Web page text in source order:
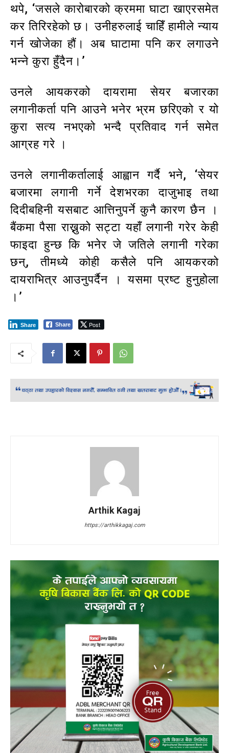
थपे, ‘जसले कारोबारको क्रममा घाटा खाएरसमेत
कर तिरिरहेको छ। उनीहरुलाई चाहिँ हामीले न्याय
गर्न खोजेका हौं। अब घाटामा पनि कर लगाउने
भन्ने कुरा हुँदैन।’
उनले आयकरको दायरामा सेयर बजारका
लगानीकर्ता पनि आउने भनेर भ्रम छरिएको र यो
कुरा सत्य नभएको भन्दै प्रतिवाद गर्न समेत
आग्रह गरे ।
उनले लगानीकर्तालाई आह्वान गर्दै भने, ‘सेयर
बजारमा लगानी गर्ने देशभरका दाजुभाइ तथा
दिदीबहिनी यसबाट आत्तिनुपर्ने कुनै कारण छैन ।
बैंकमा पैसा राख्नुको सट्टा यहाँ लगानी गरेर केही
फाइदा हुन्छ कि भनेर जे जतिले लगानी गरेका
छन्, तीमध्ये कोही कसैले पनि आयकरको
दायराभित्र आउनुपर्दैन । यसमा प्रष्ट हुनुहोला
।’
Share Post
Share
Arthik Kagaj
https://arthikkagaj.com